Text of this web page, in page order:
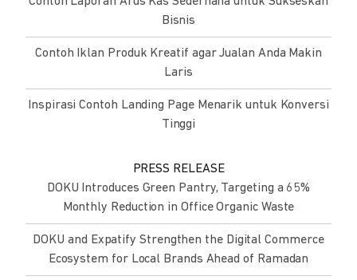
Bisnis
Contoh Iklan Produk Kreatif agar Jualan Anda Makin
Laris
Inspirasi Contoh Landing Page Menarik untuk Konversi
Tinggi
PRESS RELEASE
DOKU Introduces Green Pantry, Targeting a 65%
Monthly Reduction in Office Organic Waste
DOKU and Expatify Strengthen the Digital Commerce
Ecosystem for Local Brands Ahead of Ramadan